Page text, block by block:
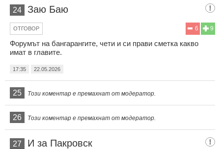
24 Заю Баю
9
6
ОТГОВОР
Форумът на бангарангите, чети и си прави сметка какво
имат в главите.
17:35 22.05.2026
25 Този коментар е премахнат от модератор.
26 Този коментар е премахнат от модератор.
27 И за Пакровск